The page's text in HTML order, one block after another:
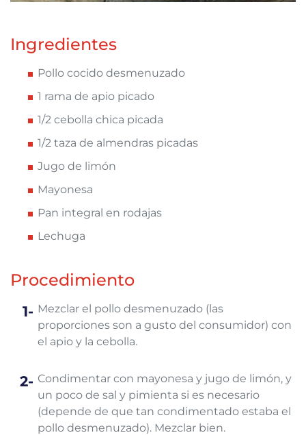
Ingredientes
Pollo cocido desmenuzado
1 rama de apio picado
1/2 cebolla chica picada
1/2 taza de almendras picadas
Jugo de limón
Mayonesa
Pan integral en rodajas
Lechuga
Procedimiento
Mezclar el pollo desmenuzado (las
proporciones son a gusto del consumidor) con
el apio y la cebolla.
Condimentar con mayonesa y jugo de limón, y
un poco de sal y pimienta si es necesario
(depende de que tan condimentado estaba el
pollo desmenuzado). Mezclar bien.